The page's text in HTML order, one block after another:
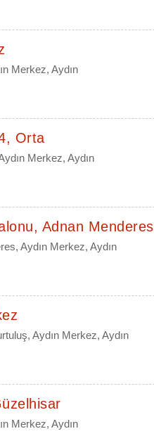
Merkez, Aydın
Orta
Merkez, Aydın
Adnan Menderes
Aydın Merkez, Aydın
Aydın Merkez, Aydın
Merkez, Aydın